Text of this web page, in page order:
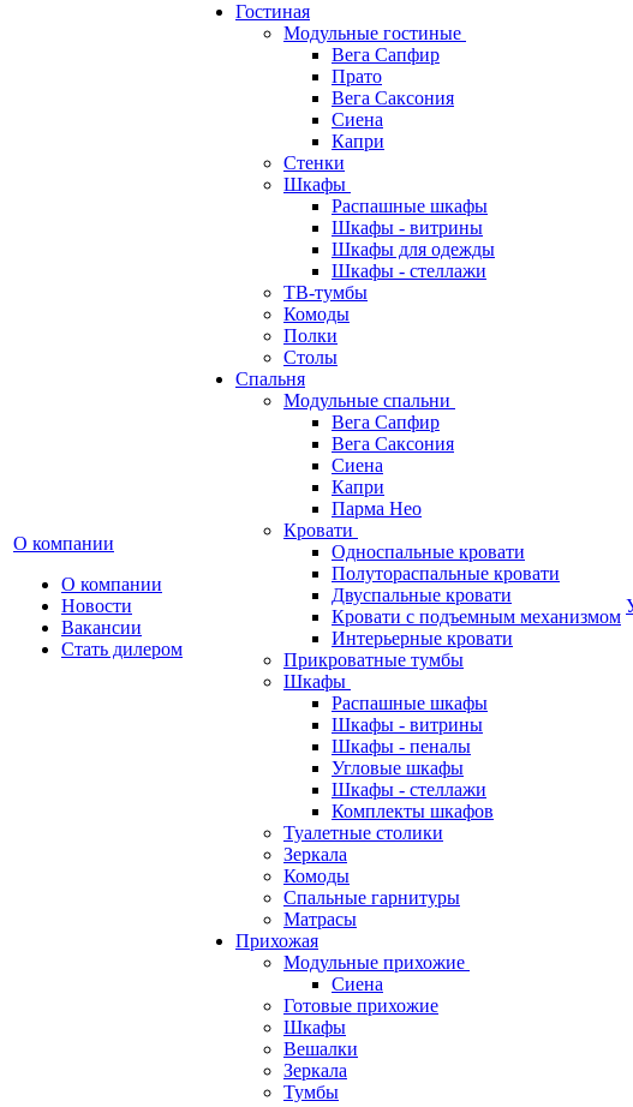
О компании
О компании
Новости
Вакансии
Стать дилером
Гостиная
Модульные гостиные
Вега Сапфир
Прато
Вега Саксония
Сиена
Капри
Стенки
Шкафы
Распашные шкафы
Шкафы - витрины
Шкафы для одежды
Шкафы - стеллажи
ТВ-тумбы
Комоды
Полки
Столы
Спальня
Модульные спальни
Вега Сапфир
Вега Саксония
Сиена
Капри
Парма Нео
Кровати
Односпальные кровати
Полутораспальные кровати
Двуспальные кровати
Кровати с подъемным механизмом
Интерьерные кровати
Прикроватные тумбы
Шкафы
Распашные шкафы
Шкафы - витрины
Шкафы - пеналы
Угловые шкафы
Шкафы - стеллажи
Комплекты шкафов
Туалетные столики
Зеркала
Комоды
Спальные гарнитуры
Матрасы
Прихожая
Модульные прихожие
Сиена
Готовые прихожие
Шкафы
Вешалки
Зеркала
Тумбы